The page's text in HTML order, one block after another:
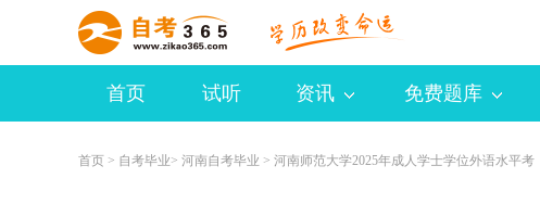
首页 试听 资讯 免费题库
首页 > 自考毕业> 河南自考毕业 > 河南师范大学2025年成人学士学位外语水平考